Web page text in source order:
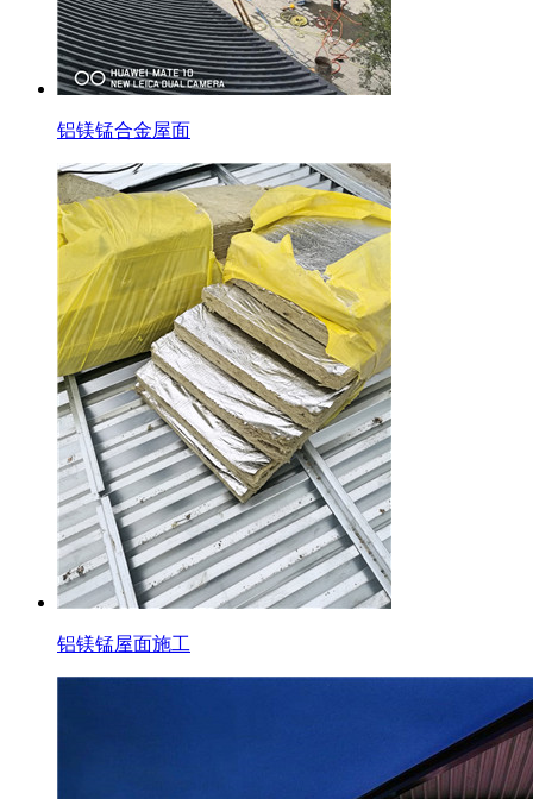
铝镁锰合金屋面
铝镁锰屋面施工